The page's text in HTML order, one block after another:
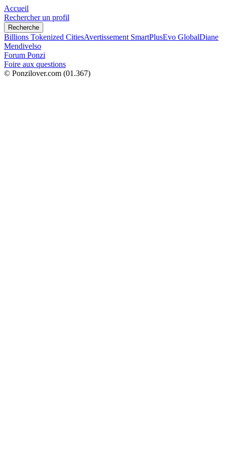
Accueil
Rechercher un profil
Recherche
Billions Tokenized CitiesAvertissement SmartPlusEvo GlobalDiane
Mendivelso
Forum Ponzi
Foire aux questions
© Ponzilover.com (01.367)